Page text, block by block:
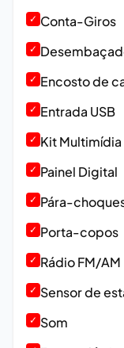
✓ Conta-Giros
✓
✓ Encosto de
✓ Entrada USB
✓ Kit Multimídia
✓ Painel Digital
✓ Pára-
✓ Porta-copos
✓ Rádio FM/AM
✓ Sensor de
✓ Som